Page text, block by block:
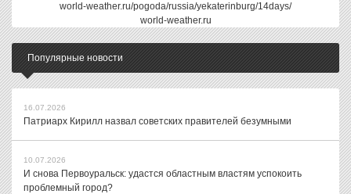
world-weather.ru/pogoda/russia/yekaterinburg/14days/
world-weather.ru
Популярные новости
16.07.2026
Патриарх Кирилл назвал советских правителей безумными
10.07.2026
И снова Первоуральск: удастся областным властям успокоить
проблемный город?